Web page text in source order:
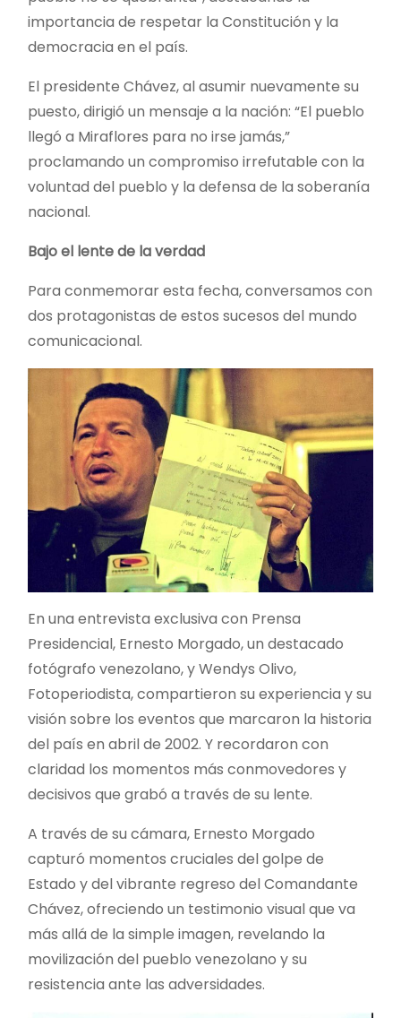
importancia de respetar la Constitución y la
democracia en el país.
El presidente Chávez, al asumir nuevamente su
puesto, dirigió un mensaje a la nación: “El pueblo
llegó a Miraflores para no irse jamás,”
proclamando un compromiso irrefutable con la
voluntad del pueblo y la defensa de la soberanía
nacional.
Bajo el lente de la verdad
Para conmemorar esta fecha, conversamos con
dos protagonistas de estos sucesos del mundo
comunicacional.
En una entrevista exclusiva con Prensa
Presidencial, Ernesto Morgado, un destacado
fotógrafo venezolano, y Wendys Olivo,
Fotoperiodista, compartieron su experiencia y su
visión sobre los eventos que marcaron la historia
del país en abril de 2002. Y recordaron con
claridad los momentos más conmovedores y
decisivos que grabó a través de su lente.
A través de su cámara, Ernesto Morgado
capturó momentos cruciales del golpe de
Estado y del vibrante regreso del Comandante
Chávez, ofreciendo un testimonio visual que va
más allá de la simple imagen, revelando la
movilización del pueblo venezolano y su
resistencia ante las adversidades.